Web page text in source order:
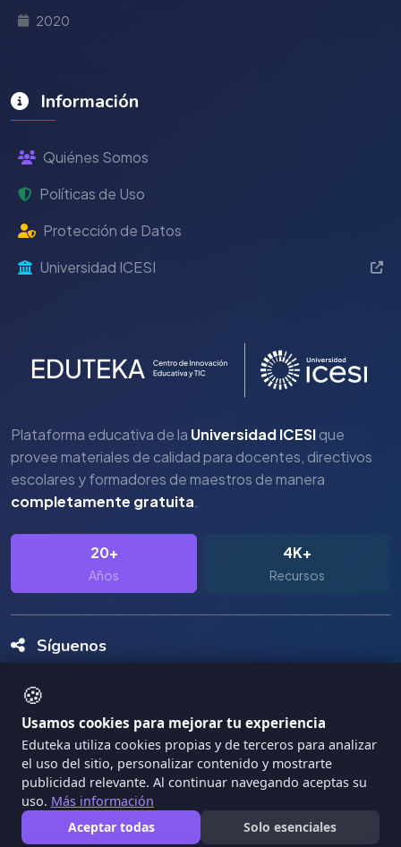
🍪
Usamos cookies para mejorar tu experiencia
Eduteka utiliza cookies propias y de terceros para analizar
el uso del sitio, personalizar contenido y mostrarte
publicidad relevante. Al continuar navegando aceptas su
uso. Más información
Aceptar todas
Solo esenciales
2020
Información
Quiénes Somos
Políticas de Uso
Protección de Datos
Universidad ICESI
Plataforma educativa de la Universidad ICESIque
provee materiales de calidad para docentes, directivos
escolares y formadores de maestros de manera
completamente gratuita.
20+
Años
4K+
Recursos
Síguenos
Copyright Eduteka 2001-2026 - Universidad ICESI
Términos de Servicio